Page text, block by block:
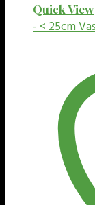
Quick View
- < 25cm